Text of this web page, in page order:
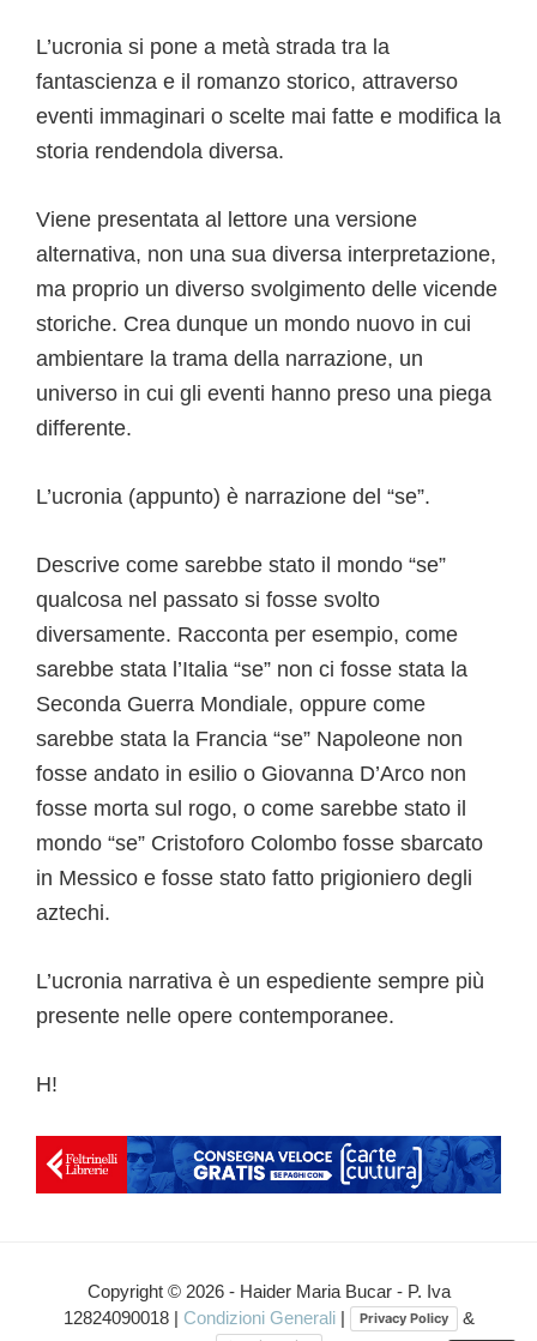
L’ucronia si pone a metà strada tra la
fantascienza e il romanzo storico, attraverso
eventi immaginari o scelte mai fatte e modifica la
storia rendendola diversa.
Viene presentata al lettore una versione
alternativa, non una sua diversa interpretazione,
ma proprio un diverso svolgimento delle vicende
storiche. Crea dunque un mondo nuovo in cui
ambientare la trama della narrazione, un
universo in cui gli eventi hanno preso una piega
differente.
L’ucronia (appunto) è narrazione del “se”.
Descrive come sarebbe stato il mondo “se”
qualcosa nel passato si fosse svolto
diversamente. Racconta per esempio, come
sarebbe stata l’Italia “se” non ci fosse stata la
Seconda Guerra Mondiale, oppure come
sarebbe stata la Francia “se” Napoleone non
fosse andato in esilio o Giovanna D’Arco non
fosse morta sul rogo, o come sarebbe stato il
mondo “se” Cristoforo Colombo fosse sbarcato
in Messico e fosse stato fatto prigioniero degli
aztechi.
L’ucronia narrativa è un espediente sempre più
presente nelle opere contemporanee.
H!
Copyright © 2026 - Haider Maria Bucar - P. Iva
12824090018 | Condizioni Generali | Privacy Policy &